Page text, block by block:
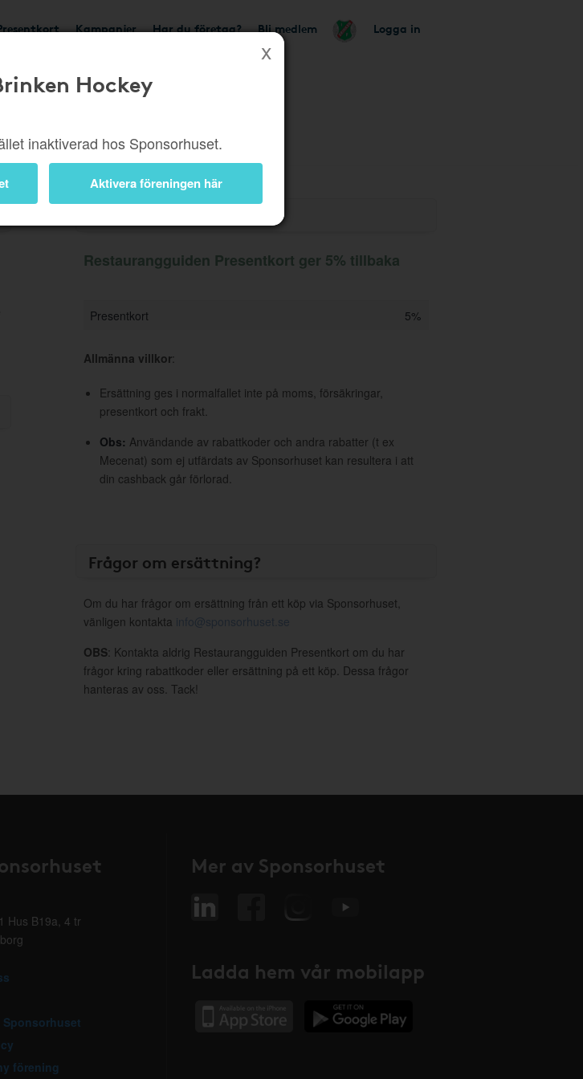
Kampanjer Har du företag? Bli medlem Logga in
Hockey
inaktiverad hos Sponsorhuset.
Aktivera föreningen här
Restaurangguiden Presentkort ger 5% tillbaka
Presentkort 5%
Allmänna villkor:
Ersättning ges i normalfallet inte på moms, försäkringar,
presentkort och frakt.
Obs: Användande av rabattkoder och andra rabatter (t ex
Mecenat) som ej utfärdats av Sponsorhuset kan resultera i att
din cashback går förlorad.
Frågor om ersättning?
Om du har frågor om ersättning från ett köp via Sponsorhuset,
vänligen kontakta info@sponsorhuset.se
OBS: Kontakta aldrig Restaurangguiden Presentkort om du har
frågor kring rabattkoder eller ersättning på ett köp. Dessa frågor
hanteras av oss. Tack!
Hus B19a, 4 tr
Sponsorhuset
förening
Mer av Sponsorhuset
Ladda hem vår mobilapp